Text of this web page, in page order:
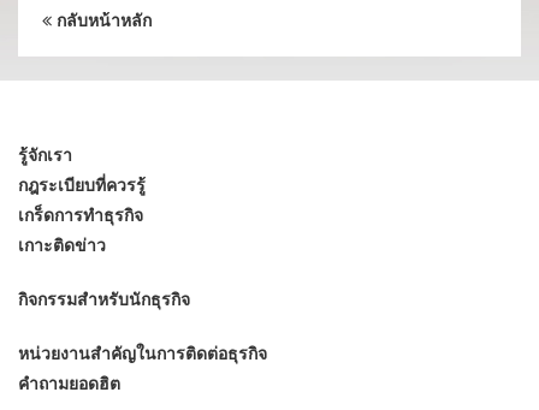
กลับหน้าหลัก
รู้จักเรา
กฎระเบียบที่ควรรู้
เกร็ดการทำธุรกิจ
เกาะติดข่าว
กิจกรรมสำหรับนักธุรกิจ
หน่วยงานสำคัญในการติดต่อธุรกิจ
คำถามยอดฮิต